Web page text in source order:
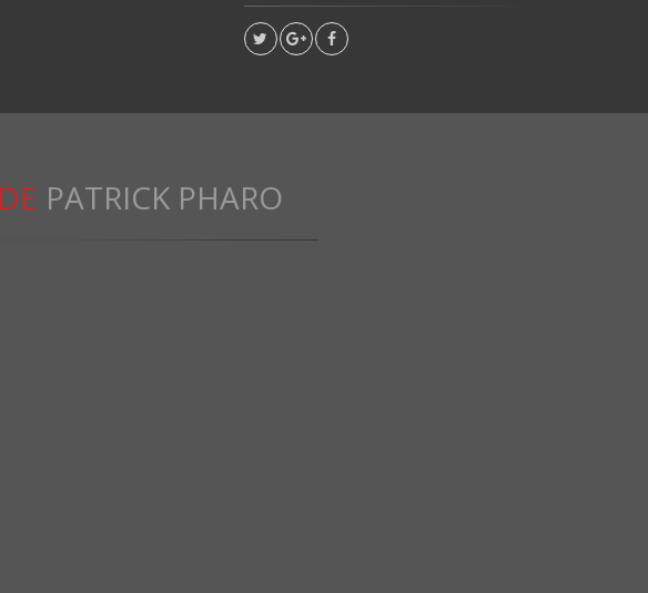
PATRICK PHARO